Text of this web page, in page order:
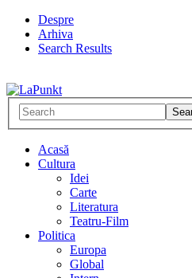
Despre
Arhiva
Search Results
Acasă
Cultura
Idei
Carte
Literatura
Teatru-Film
Politica
Europa
Global